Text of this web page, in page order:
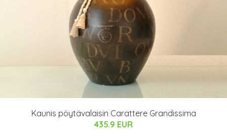
Kaunis pöytävalaisin Carattere Grandissima
435.9 EUR